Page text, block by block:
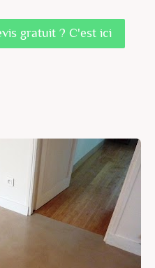
gratuit ? C'est ici